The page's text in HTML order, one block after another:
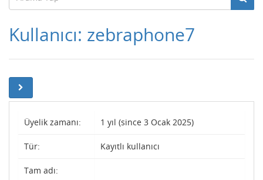
Kullanıcı: zebraphone7
Üyelik zamanı: 1 yıl (since 3 Ocak 2025)
Tür: Kayıtlı kullanıcı
Tam adı: